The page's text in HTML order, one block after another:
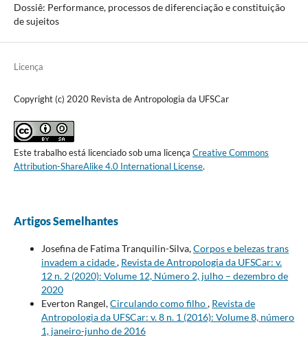
Dossiê: Performance, processos de diferenciação e constituição
de sujeitos
Licença
Copyright (c) 2020 Revista de Antropologia da UFSCar
Este trabalho está licenciado sob uma licença Creative Commons
Attribution-ShareAlike 4.0 International License.
Artigos Semelhantes
Josefina de Fatima Tranquilin-Silva,Corpos e belezas trans
invadem a cidade, Revista de Antropologia da UFSCar: v.
12 n. 2 (2020): Volume 12, Número 2, julho – dezembro de
2020
Everton Rangel,Circulando como filho, Revista de
Antropologia da UFSCar: v. 8 n. 1 (2016): Volume 8, número
1, janeiro-junho de 2016